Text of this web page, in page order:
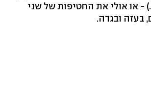
- או אולי את החטיפות של שני
בעזה ובגדה.